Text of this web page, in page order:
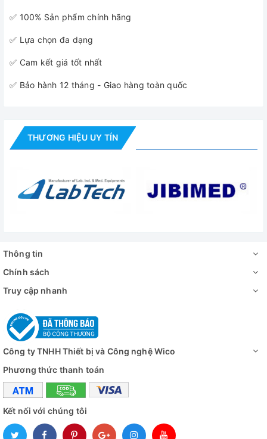
✅ 100% Sản phẩm chính hãng
✅ Lựa chọn đa dạng
✅ Cam kết giá tốt nhất
✅ Bảo hành 12 tháng - Giao hàng toàn quốc
THƯƠNG HIỆU UY TÍN
Thông tin
Chính sách
Truy cập nhanh
Công ty TNHH Thiết bị và Công nghệ Wico
Phương thức thanh toán
Kết nối với chúng tôi